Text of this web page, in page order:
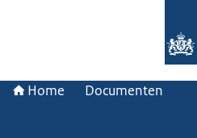
Home Documenten